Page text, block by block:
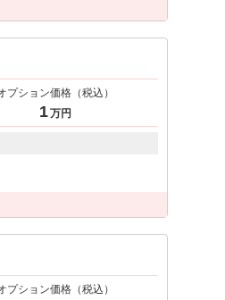
プション価格（税込）
1万円
プション価格（税込）